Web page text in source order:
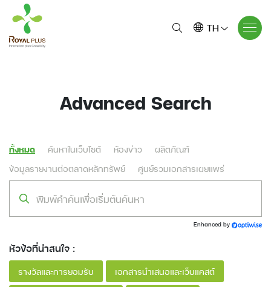
TH
Advanced Search
ทั้งหมด ค้นหาในเว็บไซต์ ห้องข่าว
ผลิตภัณฑ์
ข้อมูลรายงานต่อตลาดหลักทรัพย์
ศูนย์รวมเอกสารเผยแพร่
Enhanced by
หัวข้อที่น่าสนใจ :
รางวัลและการยอมรับ เอกสารนำเสนอและเว็บแคสต์